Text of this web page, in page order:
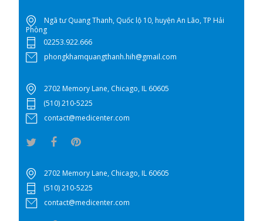
Ngã tư Quang Thanh, Quốc lộ 10, huyện An Lão, TP Hải
Phòng
02253.922.666
phongkhamquangthanh.hih@gmail.com
(510) 210-5225
2702 Memory Lane, Chicago, IL 60605